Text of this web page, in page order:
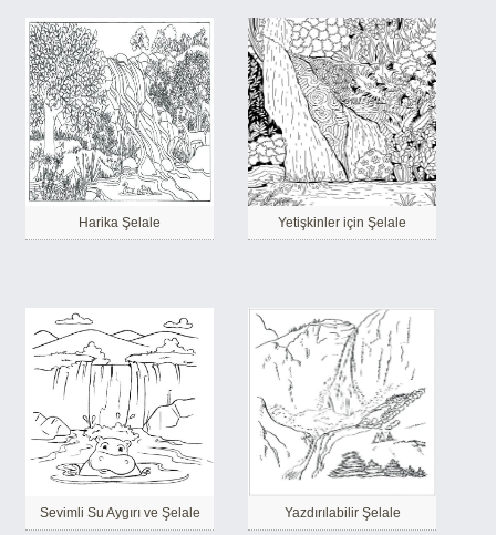
Harika Şelale Yetişkinler için Şelale
Sevimli Su Aygırı ve Şelale Yazdırılabilir Şelale